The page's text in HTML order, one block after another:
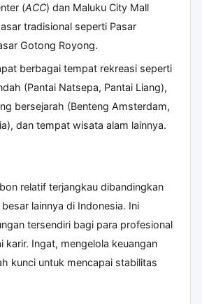
(ACC) dan Maluku City Mall
tradisional seperti Pasar
Gotong Royong.
berbagai tempat rekreasi seperti
(Pantai Natsepa, Pantai Liang),
bersejarah (Benteng Amsterdam,
dan tempat wisata alam lainnya.
relatif terjangkau dibandingkan
lainnya di Indonesia. Ini
tersendiri bagi para profesional
karir. Ingat, mengelola keuangan
kunci untuk mencapai stabilitas